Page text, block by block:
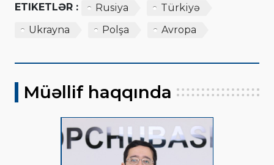
ETIKETLƏR : Rusiya
Türkiyə
Ukrayna
Polşa Avropa
Müəllif haqqında